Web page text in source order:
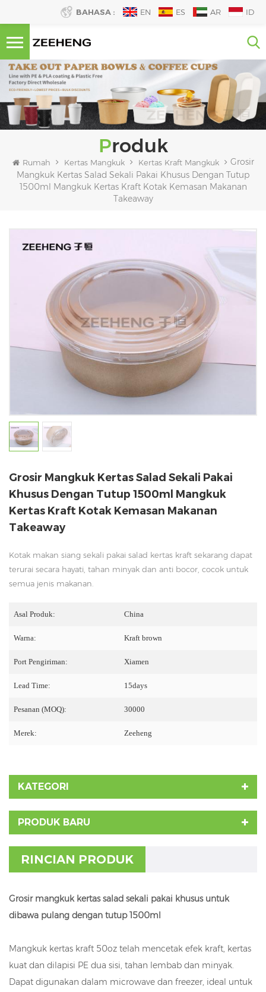
BAHASA : EN ES AR ID
Produk
Rumah Kertas Mangkuk Kertas Kraft Mangkuk
Grosir
Mangkuk Kertas Salad Sekali Pakai Khusus Dengan Tutup
1500ml Mangkuk Kertas Kraft Kotak Kemasan Makanan
Takeaway
Grosir Mangkuk Kertas Salad Sekali Pakai
Khusus Dengan Tutup 1500ml Mangkuk
Kertas Kraft Kotak Kemasan Makanan
Takeaway
Kotak makan siang sekali pakai salad kertas kraft sekarang dapat
terurai secara hayati, tahan minyak dan anti bocor, cocok untuk
semua jenis makanan.
Asal Produk: China
Warna: Kraft brown
Port Pengiriman: Xiamen
Lead Time: 15days
Pesanan (MOQ): 30000
Merek: Zeeheng
KATEGORI
PRODUK BARU
RINCIAN PRODUK
Grosir mangkuk kertas salad sekali pakai khusus untuk
dibawa pulang dengan tutup 1500ml
Mangkuk kertas kraft 50oz telah mencetak efek kraft, kertas
kuat dan dilapisi PE dua sisi, tahan lembab dan minyak.
Dapat digunakan dalam microwave dan freezer, ideal untuk